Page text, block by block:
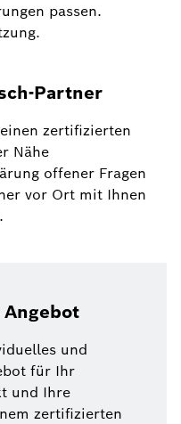
passen.
Partner
zertifizierten
Nähe
offener Fragen
vor Ort mit Ihnen
und
für Ihr
und Ihre
zertifizierten